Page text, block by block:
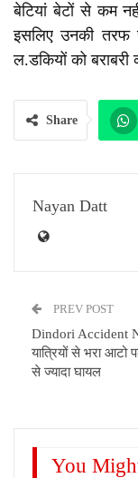
बेटियां बेटों से कम
इसलिए उनकी
ल.डकियों को बराबरी
Share
Nayan Datt
PREV POST
Dindori Accident
यात्रियों से भरा आटो
से ज्‍यादा घायल
You